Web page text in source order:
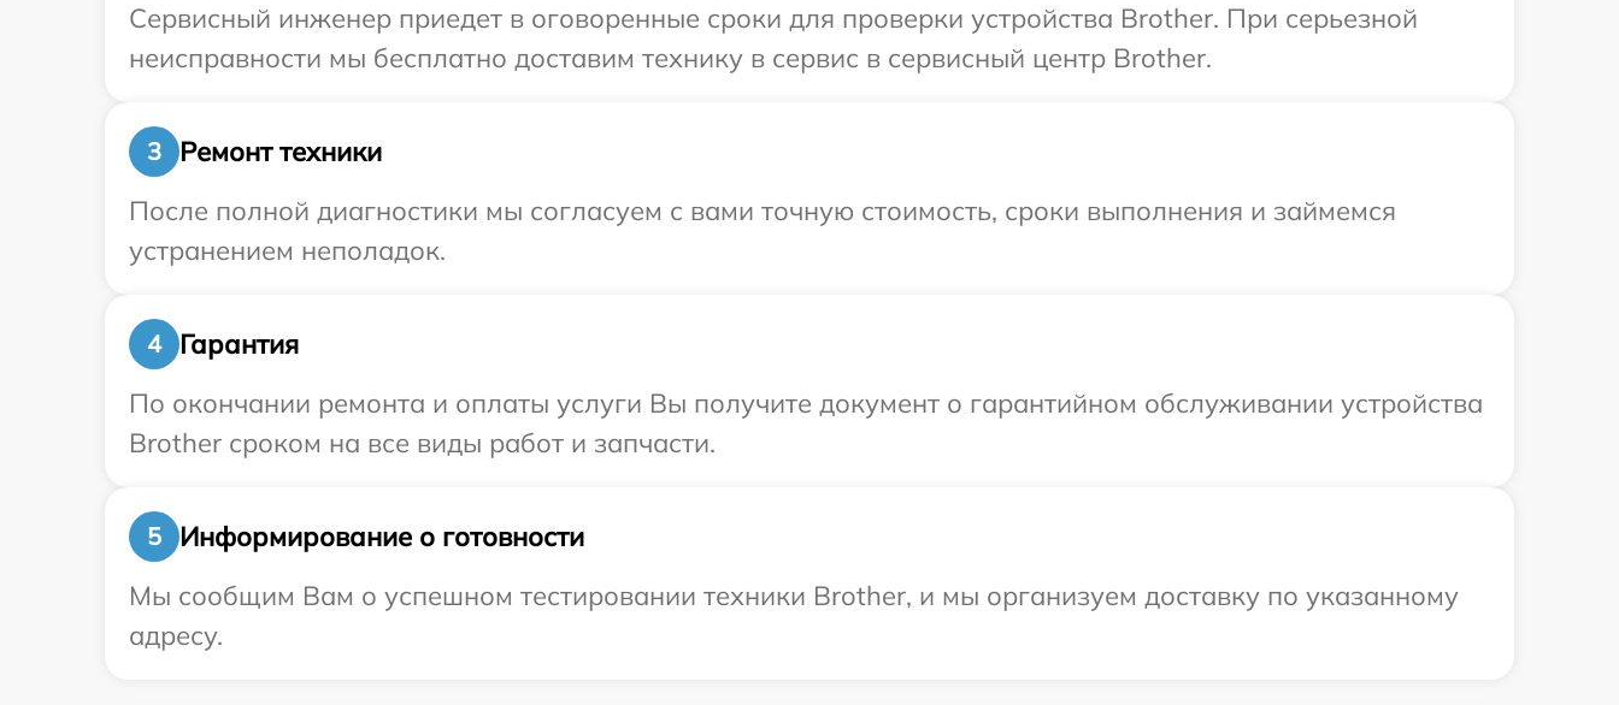
Сервисный инженер приедет в оговоренные сроки для проверки устройства Brother. При серьезной
неисправности мы бесплатно доставим технику в сервис в сервисный центр Brother.
3
Ремонт техники
После полной диагностики мы согласуем с вами точную стоимость, сроки выполнения и займемся
устранением неполадок.
4
Гарантия
По окончании ремонта и оплаты услуги Вы получите документ о гарантийном обслуживании устройства
Brother сроком на все виды работ и запчасти.
5
Информирование о готовности
Мы сообщим Вам о успешном тестировании техники Brother, и мы организуем доставку по указанному
адресу.